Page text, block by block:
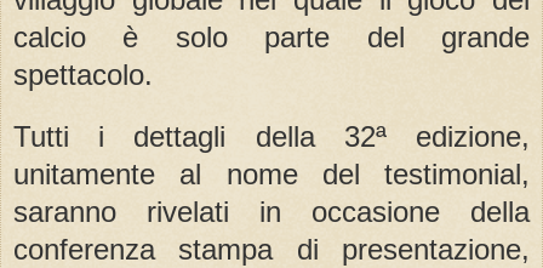
calcio è solo parte del grande
spettacolo.
Tutti i dettagli della 32ª edizione,
unitamente al nome del testimonial,
saranno rivelati in occasione della
conferenza stampa di presentazione,